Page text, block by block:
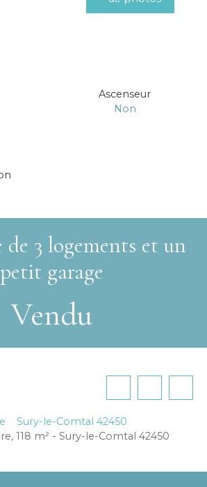
Ascenseur
Non
de 3 logements et un
petit garage
Vendu
Sury-le-Comtal 42450
118 m² - Sury-le-Comtal 42450